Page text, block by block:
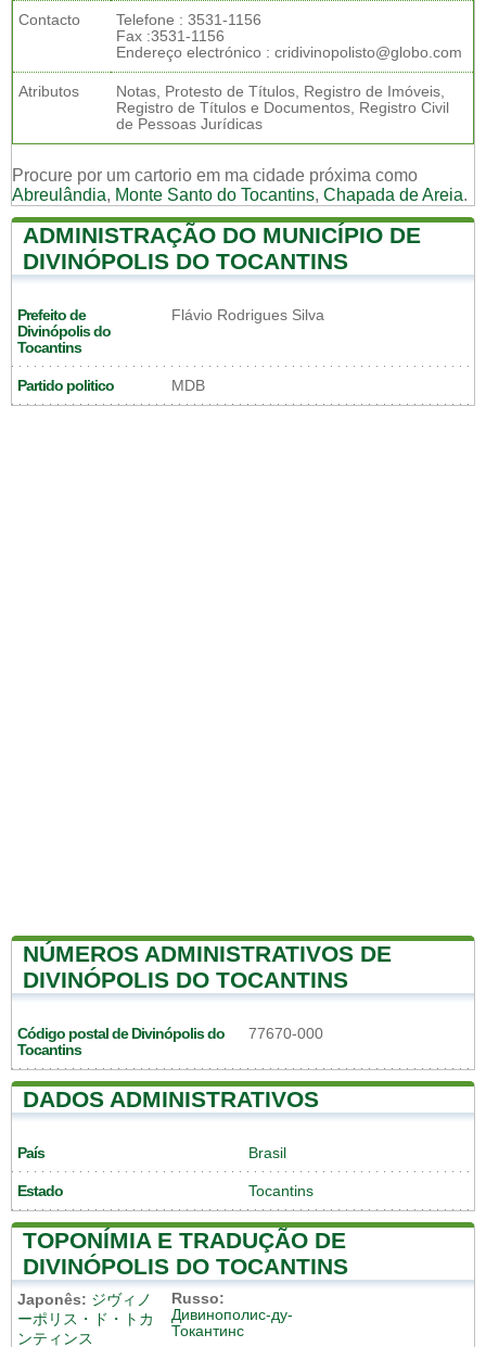
Contacto
Telefone : 3531-1156
Fax :3531-1156
Endereço electrónico : cridivinopolisto@globo.com
Atributos
Notas, Protesto de Títulos, Registro de Imóveis,
Registro de Títulos e Documentos, Registro Civil
de Pessoas Jurídicas
Procure por um cartorio em ma cidade próxima como
Abreulândia, Monte Santo do Tocantins, Chapada de Areia.
ADMINISTRAÇÃO DO MUNICÍPIO DE
DIVINÓPOLIS DO TOCANTINS
Prefeito de
Divinópolis do
Tocantins
Flávio Rodrigues Silva
Partido politico MDB
NÚMEROS ADMINISTRATIVOS DE
DIVINÓPOLIS DO TOCANTINS
Código postal de Divinópolis do
Tocantins
77670-000
DADOS ADMINISTRATIVOS
País Brasil
Estado Tocantins
TOPONÍMIA E TRADUÇÃO DE
DIVINÓPOLIS DO TOCANTINS
Japonês: ジヴィノ
ーポリス・ド・トカ
ンティンス
Russo:
Дивинополис-ду-
Токантинс